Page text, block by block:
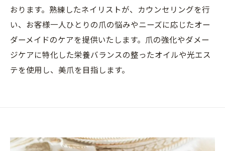
おります。熟練したネイリストが、カウンセリングを行
い、お客様一人ひとりの爪の悩みやニーズに応じたオー
ダーメイドのケアを提供いたします。爪の強化やダメー
ジケアに特化した栄養バランスの整ったオイルや光エス
テを使用し、美爪を目指します。